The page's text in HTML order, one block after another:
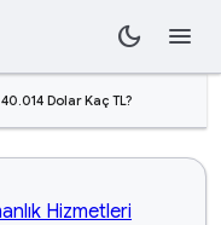
dark_mode menu
40.014 Dolar Kaç TL?